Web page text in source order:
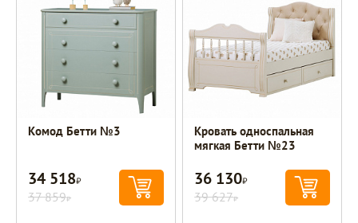
Комод Бетти №3
34 518Р
37 859Р
Кровать односпальная
мягкая Бетти №23
36 130Р
39 627Р